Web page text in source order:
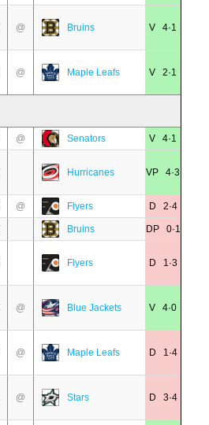
@ Bruins V 4·1
@ Maple Leafs V 2·1
@ Senators V 4·1
Hurricanes VP 4·3
@ Flyers D 2·4
Bruins DP 0·1
Flyers D 1·3
@ Blue Jackets V 4·0
@ Maple Leafs D 1·4
@ Stars D 3·4